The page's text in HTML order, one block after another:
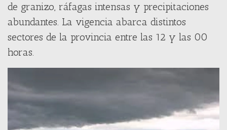
de granizo, ráfagas intensas y precipitaciones
abundantes. La vigencia abarca distintos
sectores de la provincia entre las 12 y las 00
horas.